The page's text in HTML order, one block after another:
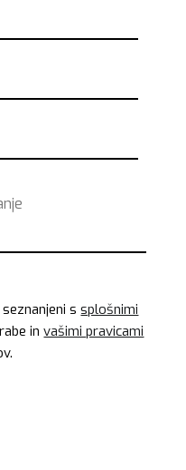
ssplošnimi
invašimi pravicami